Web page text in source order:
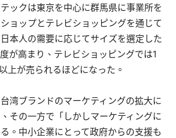
ックは東京を中心に群馬県に事業所を
ョップとテレビショッピングを通じて
本人の需要に応じてサイズを選定した
が高まり、テレビショッピングでは1
上が売られるほどになった。
台湾ブランドのマーケティングの拡大に
その一方で「しかしマーケティングに
。中小企業にとって政府からの支援も